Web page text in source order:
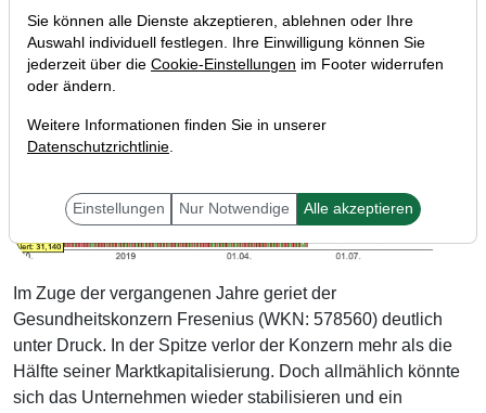
Im Zuge der vergangenen Jahre geriet der
Gesundheitskonzern Fresenius (WKN: 578560) deutlich
unter Druck. In der Spitze verlor der Konzern mehr als die
Hälfte seiner Marktkapitalisierung. Doch allmählich könnte
sich das Unternehmen wieder stabilisieren und ein
Sie können alle Dienste akzeptieren, ablehnen oder Ihre
Auswahl individuell festlegen. Ihre Einwilligung können Sie
jederzeit über die Cookie-Einstellungen im Footer widerrufen
oder ändern.
Weitere Informationen finden Sie in unserer
Datenschutzrichtlinie.
Einstellungen Nur Notwendige Alle akzeptieren